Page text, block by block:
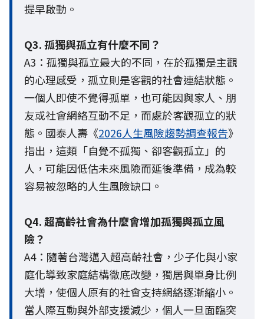
提早啟動。
Q3. 孤獨與孤立有什麼不同？
A3：孤獨與孤立最大的不同，在於孤獨是主觀
的心理感受，孤立則是客觀的社會連結狀態。
一個人即使不覺得孤單，也可能因與家人、朋
友或社會網絡互動不足，而處於客觀孤立的狀
態。國泰人壽《2026人生風險趨勢調查報告》
指出，這類「自覺不孤獨、卻客觀孤立」的
人，可能因低估未來風險而延後準備，成為較
容易被忽略的人生風險缺口。
Q4. 超高齡社會為什麼會增加孤獨與孤立風
險？
A4：隨著台灣邁入超高齡社會，少子化與小家
庭化導致家庭結構徹底改變，獨居與單身比例
大增，使個人原有的社會支持網絡逐漸縮小。
當人際互動與外部支援減少，個人一旦面臨突